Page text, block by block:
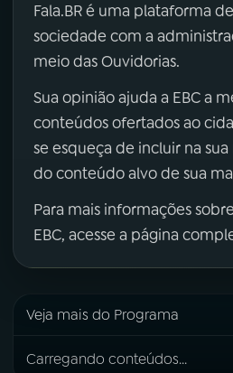
Fala.BR é uma plataforma
sociedade com a
meio das Ouvidorias.
Sua opinião ajuda a EBC a
conteúdos ofertados ao
se esqueça de incluir na
do conteúdo alvo de sua
Para mais informações
EBC, acesse a página
Veja mais do Programa
Carregando conteúdos...